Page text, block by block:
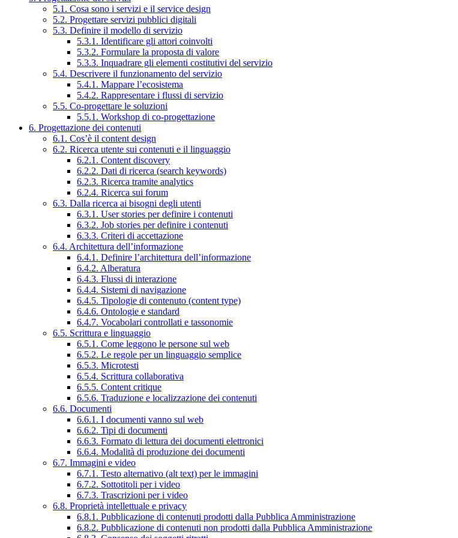
5.1. Cosa sono i servizi e il service design
5.2. Progettare servizi pubblici digitali
5.3. Definire il modello di servizio
5.3.1. Identificare gli attori coinvolti
5.3.2. Formulare la proposta di valore
5.3.3. Inquadrare gli elementi costitutivi del servizio
5.4. Descrivere il funzionamento del servizio
5.4.1. Mappare l’ecosistema
5.4.2. Rappresentare i flussi di servizio
5.5. Co-progettare le soluzioni
5.5.1. Workshop di co-progettazione
6. Progettazione dei contenuti
6.1. Cos’è il content design
6.2. Ricerca utente sui contenuti e il linguaggio
6.2.1. Content discovery
6.2.2. Dati di ricerca (search keywords)
6.2.3. Ricerca tramite analytics
6.2.4. Ricerca sui forum
6.3. Dalla ricerca ai bisogni degli utenti
6.3.1. User stories per definire i contenuti
6.3.2. Job stories per definire i contenuti
6.3.3. Criteri di accettazione
6.4. Architettura dell’informazione
6.4.1. Definire l’architettura dell’informazione
6.4.2. Alberatura
6.4.3. Flussi di interazione
6.4.4. Sistemi di navigazione
6.4.5. Tipologie di contenuto (content type)
6.4.6. Ontologie e standard
6.4.7. Vocabolari controllati e tassonomie
6.5. Scrittura e linguaggio
6.5.1. Come leggono le persone sul web
6.5.2. Le regole per un linguaggio semplice
6.5.3. Microtesti
6.5.4. Scrittura collaborativa
6.5.5. Content critique
6.5.6. Traduzione e localizzazione dei contenuti
6.6. Documenti
6.6.1. I documenti vanno sul web
6.6.2. Tipi di documenti
6.6.3. Formato di lettura dei documenti elettronici
6.6.4. Modalità di produzione dei documenti
6.7. Immagini e video
6.7.1. Testo alternativo (alt text) per le immagini
6.7.2. Sottotitoli per i video
6.7.3. Trascrizioni per i video
6.8. Proprietà intellettuale e privacy
6.8.1. Pubblicazione di contenuti prodotti dalla Pubblica Amministrazione
6.8.2. Pubblicazione di contenuti non prodotti dalla Pubblica Amministrazione